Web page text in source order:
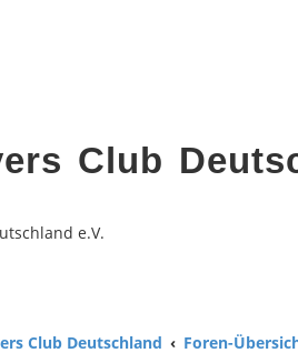
Club
e.V.
Club Deutschland
Foren-